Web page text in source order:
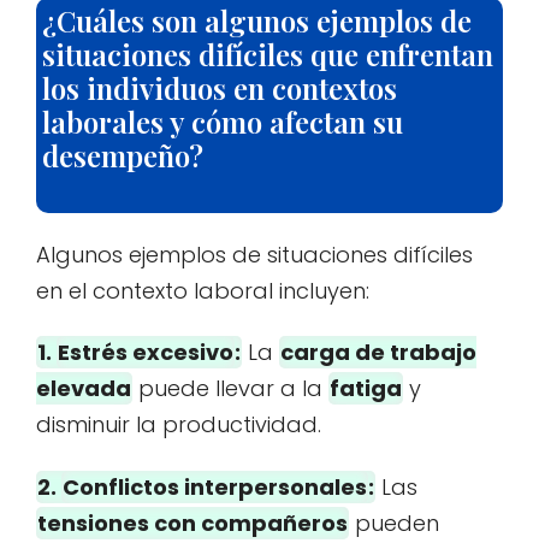
¿Cuáles son algunos ejemplos de
situaciones difíciles que enfrentan
los individuos en contextos
laborales y cómo afectan su
desempeño?
Algunos ejemplos de situaciones difíciles
en el contexto laboral incluyen:
1. Estrés excesivo: La carga de trabajo
elevada puede llevar a la fatiga y
disminuir la productividad.
2. Conflictos interpersonales: Las
tensiones con compañeros pueden